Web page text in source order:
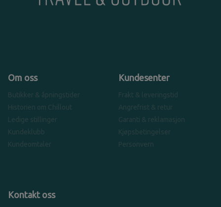
Om oss
Butikker & åpningstider
Historien om Chillout
Ledige stillinger
Kundeklubb
Kundeomtaler
Kundesenter
Frakt & leveringstid
Angrefrist & retur
Garanti & reklamasjon
Kjøpsbetingelser
Personvern
Kontakt oss